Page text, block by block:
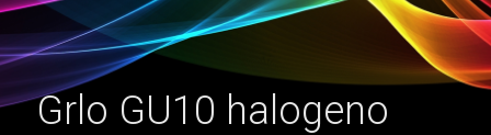
Grlo GU10 halogeno